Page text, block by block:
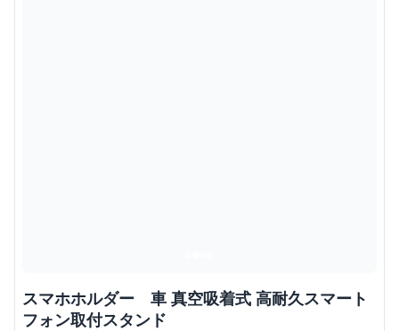
スマホホルダー 車 真空吸着式 高耐久スマート
フォン取付スタンド